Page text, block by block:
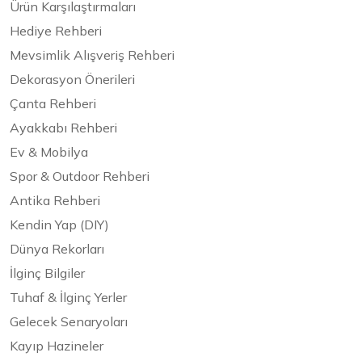
Ürün Karşılaştırmaları
Hediye Rehberi
Mevsimlik Alışveriş Rehberi
Dekorasyon Önerileri
Çanta Rehberi
Ayakkabı Rehberi
Ev & Mobilya
Spor & Outdoor Rehberi
Antika Rehberi
Kendin Yap (DIY)
Dünya Rekorları
İlginç Bilgiler
Tuhaf & İlginç Yerler
Gelecek Senaryoları
Kayıp Hazineler